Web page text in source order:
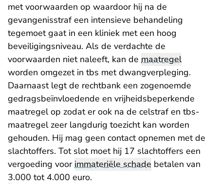
met voorwaarden op waardoor hij na de
gevangenisstraf een intensieve behandeling
tegemoet gaat in een kliniek met een hoog
beveiligingsniveau. Als de verdachte de
voorwaarden niet naleeft, kan de maatregel
worden omgezet in tbs met dwangverpleging.
Daarnaast legt de rechtbank een zogenoemde
gedragsbeïnvloedende en vrijheidsbeperkende
maatregel op zodat er ook na de celstraf en tbs-
maatregel zeer langdurig toezicht kan worden
gehouden. Hij mag geen contact opnemen met de
slachtoffers. Tot slot moet hij 17 slachtoffers een
vergoeding voorimmateriële schade betalen van
3.000 tot 4.000 euro.